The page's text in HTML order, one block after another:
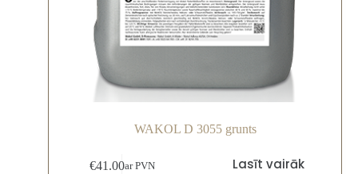
WAKOL D 3055 grunts
€41.00ar PVN Lasīt vairāk